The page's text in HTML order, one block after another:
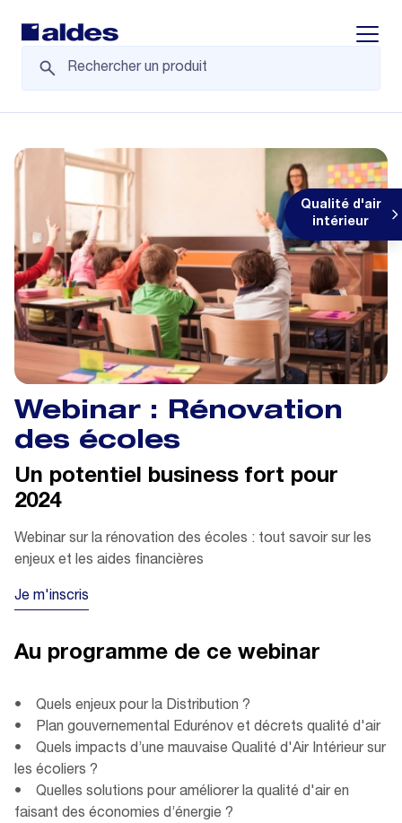
Qualité d'air
intérieur
Webinar : Rénovation
des écoles
Un potentiel business fort pour
2024
Webinar sur la rénovation des écoles : tout savoir sur les
enjeux et les aides financières
Je m'inscris
Au programme de ce webinar
• Quels enjeux pour la Distribution ?
• Plan gouvernemental Edurénov et décrets qualité d'air
• Quels impacts d’une mauvaise Qualité d'Air Intérieur sur
les écoliers ?
• Quelles solutions pour améliorer la qualité d'air en
faisant des économies d’énergie ?